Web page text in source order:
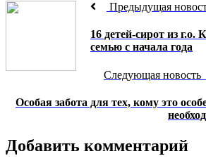
Предыдущая
16 детей-сирот из
семью с начала года
Следующая новость
Особая забота для тех, кому это
Добавить комментарий